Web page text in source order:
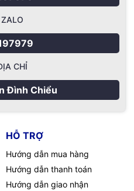
ZALO
CHỈ
Đình Chiểu
HỖ TRỢ
Hướng dẫn mua hàng
Hướng dẫn thanh toán
Hướng dẫn giao nhận